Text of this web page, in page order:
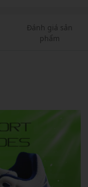
Đánh giá sản
phẩm